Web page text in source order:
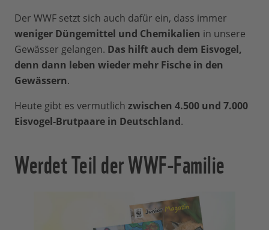
Der WWF setzt sich auch dafür ein, dass immer
weniger Düngemittel und Chemikalien in unsere
Gewässer gelangen. Das hilft auch dem Eisvogel,
denn dann leben wieder mehr Fische in den
Gewässern.
Heute gibt es vermutlich zwischen 4.500 und 7.000
Eisvogel-Brutpaare in Deutschland.
Werdet Teil der WWF-Familie